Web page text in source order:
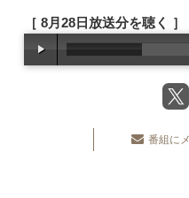
［ 8月28日放送分を聴く ］
番組に